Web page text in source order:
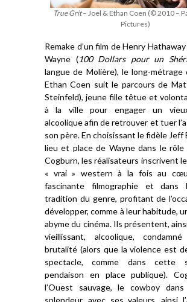
True Grit– Joel & Ethan Coen (© 2010 –
Pictures)
Remake d’un film de Henry
Wayne (100 Dollars pour un Shé
langue de Molière), le long-métrage
Ethan Coen suit le parcours de
Steinfeld), jeune fille têtue et
à la ville pour engager un
alcoolique afin de retrouver et tuer
son père. En choisissant le fidèle Jeff
lieu et place de Wayne dans le rôle
Cogburn, les réalisateurs inscrivent
« vrai » western à la fois au
fascinante filmographie et dans
tradition du genre, profitant de
développer, comme à leur habitude,
abyme du cinéma. Ils présentent,
vieillissant, alcoolique,
brutalité (alors que la violence est
spectacle, comme dans cette
pendaison en place publique).
l’Ouest sauvage, le cowboy